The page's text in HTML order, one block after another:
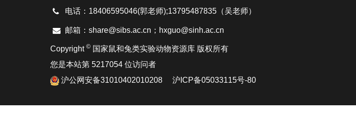
电话：18406595046(郭老师);13795487835（吴老师）
邮箱：share@sibs.ac.cn；hxguo@sinh.ac.cn
Copyright © 国家鼠和兔类实验动物资源库 版权所有
您是本站第 5217054 位访问者
沪公网安备31010402010208
沪ICP备05033115号-80